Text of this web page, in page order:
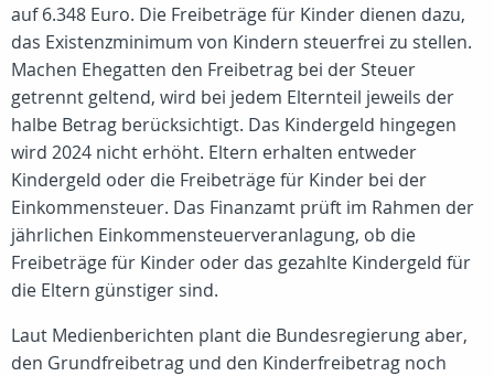
auf 6.348 Euro. Die Freibeträge für Kinder dienen dazu,
das Existenzminimum von Kindern steuerfrei zu stellen.
Machen Ehegatten den Freibetrag bei der Steuer
getrennt geltend, wird bei jedem Elternteil jeweils der
halbe Betrag berücksichtigt. Das Kindergeld hingegen
wird 2024 nicht erhöht. Eltern erhalten entweder
Kindergeld oder die Freibeträge für Kinder bei der
Einkommensteuer. Das Finanzamt prüft im Rahmen der
jährlichen Einkommensteuerveranlagung, ob die
Freibeträge für Kinder oder das gezahlte Kindergeld für
die Eltern günstiger sind.
Laut Medienberichten plant die Bundesregierung aber,
den Grundfreibetrag und den Kinderfreibetrag noch